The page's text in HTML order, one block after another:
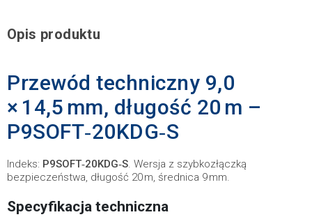
Opis produktu
Przewód techniczny 9,0
× 14,5 mm, długość 20 m –
P9SOFT‑20KDG‑S
Indeks: P9SOFT‑20KDG‑S. Wersja z szybkozłączką
bezpieczeństwa, długość 20 m, średnica 9 mm.
Specyfikacja techniczna